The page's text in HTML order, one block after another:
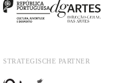
STRATEGISCHE PARTNER